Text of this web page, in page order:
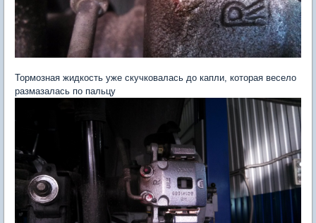
Тормозная жидкость уже скучковалась до капли, которая весело
размазалась по пальцу